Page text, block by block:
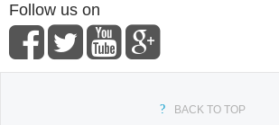
Follow us on
BACK TO TOP